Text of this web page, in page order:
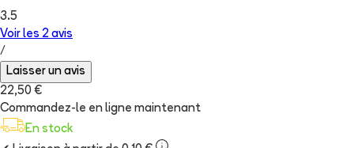
3.5
Voir les 2 avis
/
Laisser un avis
22,50 €
Commandez-le en ligne maintenant
En stock